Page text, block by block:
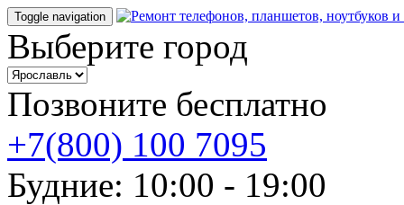
Toggle navigation
Выберите город
Позвоните бесплатно
+7(800) 100 7095
Будние: 10:00 - 19:00